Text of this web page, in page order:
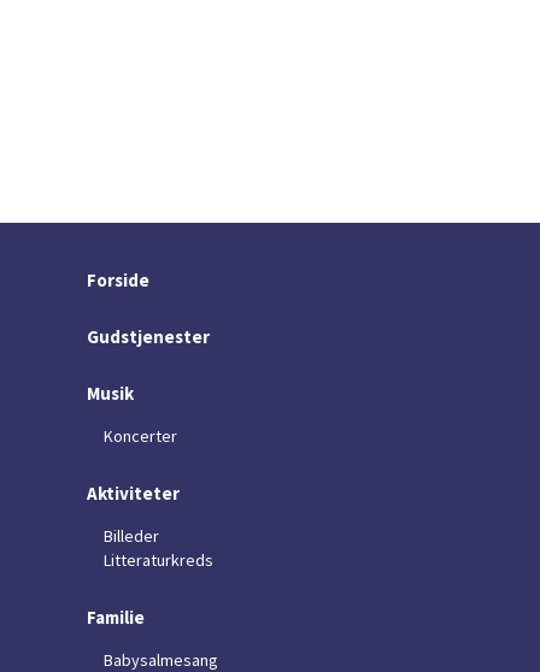
Forside
Gudstjenester
Musik
Koncerter
Aktiviteter
Billeder
Litteraturkreds
Familie
Babysalmesang